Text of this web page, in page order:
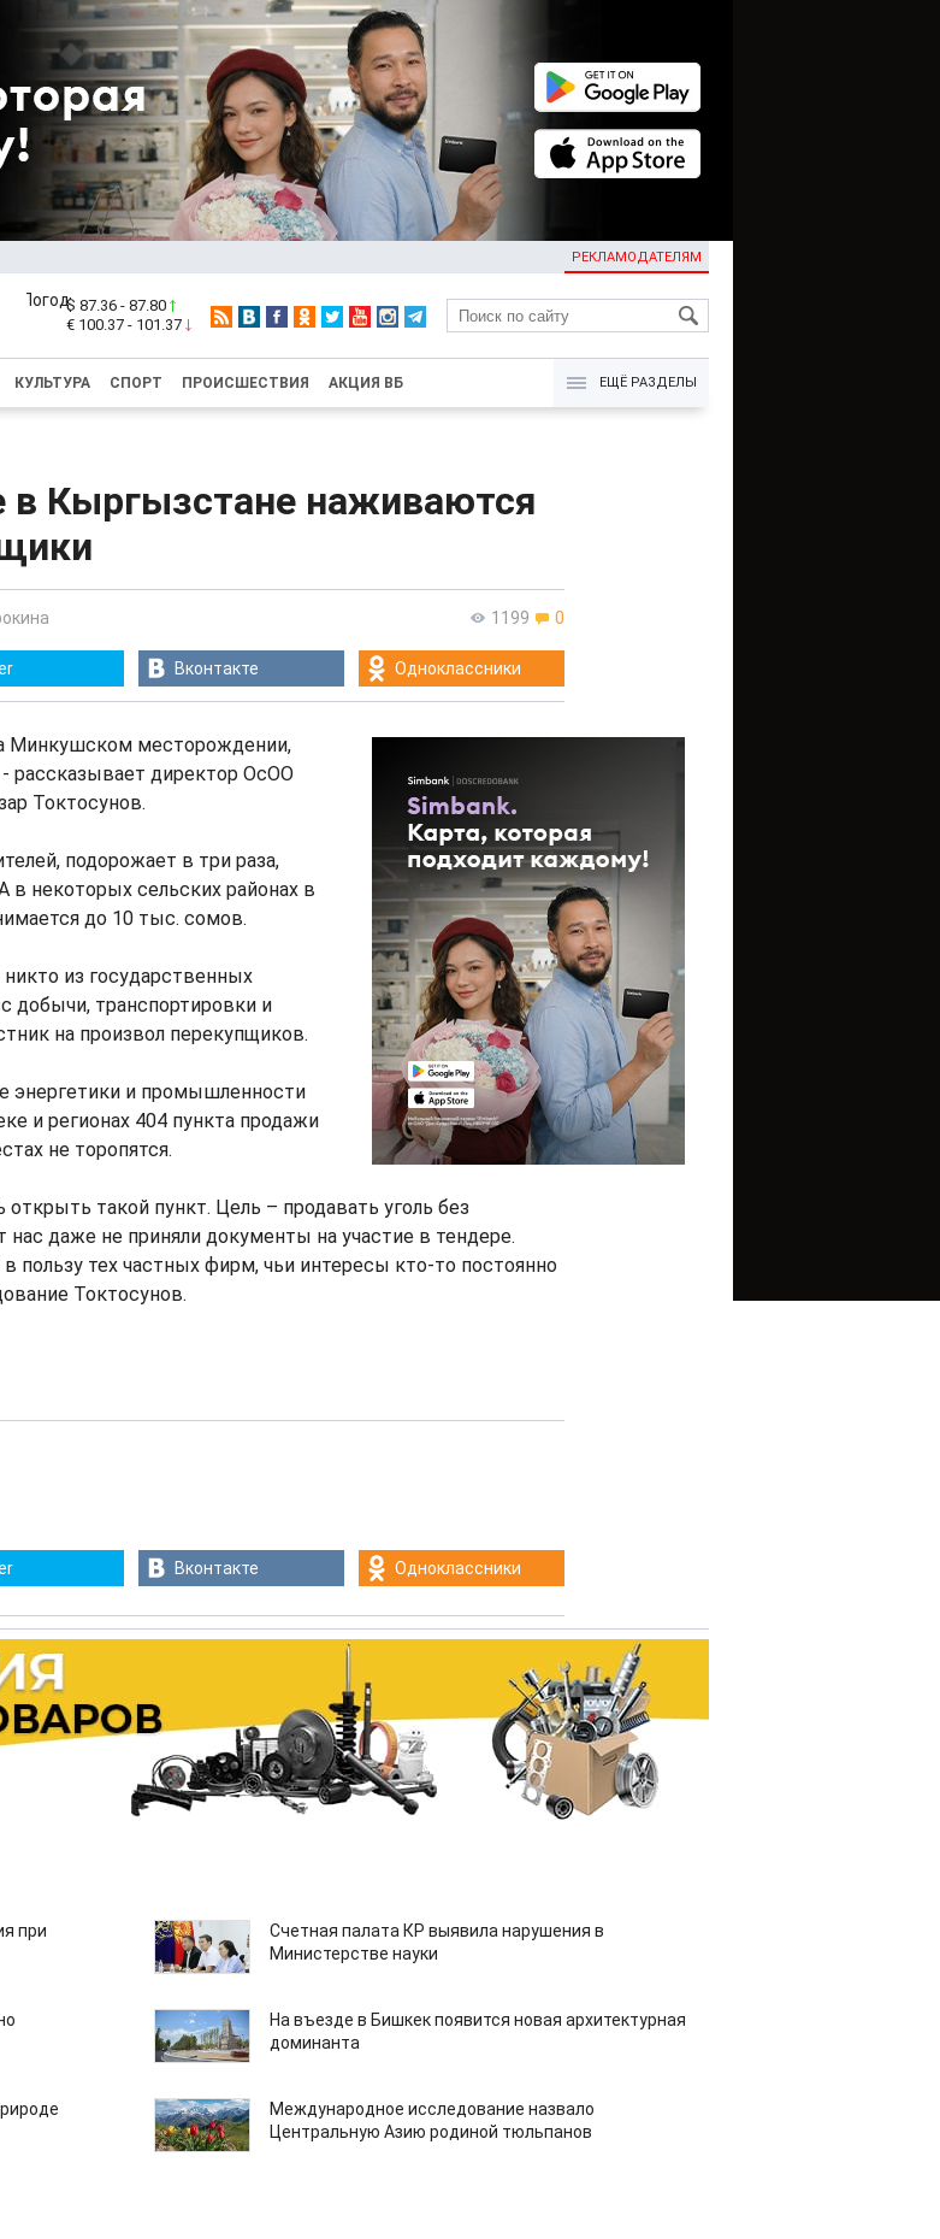
РЕКЛАМОДАТЕЛЯМ
KG
$ 87.36 - 87.80
€ 100.37 - 101.37
КУЛЬТУРА СПОРТ ПРОИСШЕСТВИЯ АКЦИЯ ВБ ЕЩЁ РАЗДЕЛЫ
в Кыргызстане наживаются
1199 0
Вконтакте Одноклассники
Минкушском месторождении,
рассказывает директор ОсОО
Токтосунов.
подорожает в три раза,
в некоторых сельских районах в
до 10 тыс. сомов.
из государственных
добычи, транспортировки и
на произвол перекупщиков.
энергетики и промышленности
и регионах 404 пункта продажи
не торопятся.
такой пункт. Цель – продавать уголь без
нас даже не приняли документы на участие в тендере.
пользу тех частных фирм, чьи интересы кто-то постоянно
Токтосунов.
Вконтакте Одноклассники
при
Счетная палата КР выявила нарушения в
Министерстве науки
На въезде в Бишкек появится новая архитектурная
доминанта
Международное исследование назвало
Центральную Азию родиной тюльпанов